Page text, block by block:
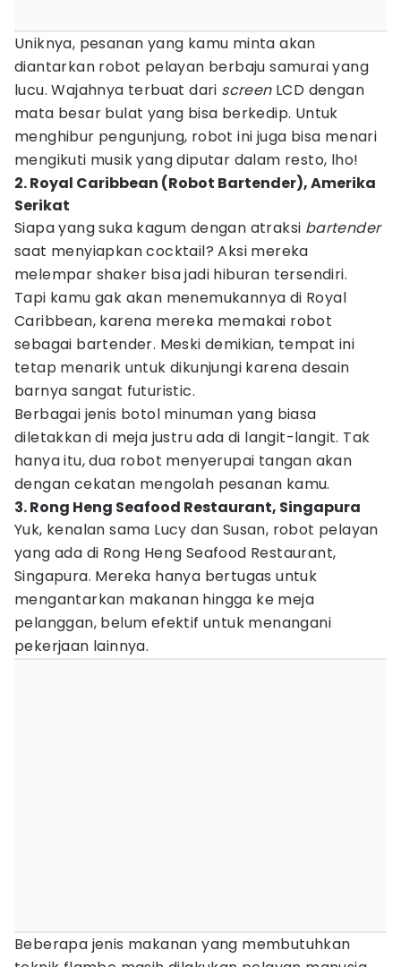
Uniknya, pesanan yang kamu minta akan
diantarkan robot pelayan berbaju samurai yang
lucu. Wajahnya terbuat dari screen LCD dengan
mata besar bulat yang bisa berkedip. Untuk
menghibur pengunjung, robot ini juga bisa menari
mengikuti musik yang diputar dalam resto, lho!
2. Royal Caribbean (Robot Bartender), Amerika
Serikat
Siapa yang suka kagum dengan atraksi bartender
saat menyiapkan cocktail? Aksi mereka
melempar shaker bisa jadi hiburan tersendiri.
Tapi kamu gak akan menemukannya di Royal
Caribbean, karena mereka memakai robot
sebagai bartender. Meski demikian, tempat ini
tetap menarik untuk dikunjungi karena desain
barnya sangat futuristic.
Berbagai jenis botol minuman yang biasa
diletakkan di meja justru ada di langit-langit. Tak
hanya itu, dua robot menyerupai tangan akan
dengan cekatan mengolah pesanan kamu.
3. Rong Heng Seafood Restaurant, Singapura
Yuk, kenalan sama Lucy dan Susan, robot pelayan
yang ada di Rong Heng Seafood Restaurant,
Singapura. Mereka hanya bertugas untuk
mengantarkan makanan hingga ke meja
pelanggan, belum efektif untuk menangani
pekerjaan lainnya.
Beberapa jenis makanan yang membutuhkan